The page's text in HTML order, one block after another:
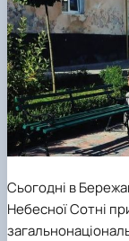
Сьогодні в
Небесної Сотні